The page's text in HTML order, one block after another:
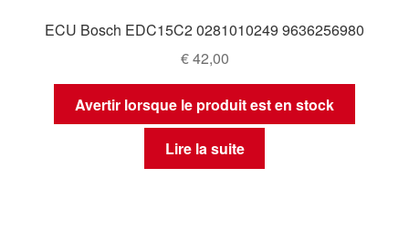
ECU Bosch EDC15C2 0281010249 9636256980
€42,00
Avertir lorsque le produit est en stock
Lire la suite